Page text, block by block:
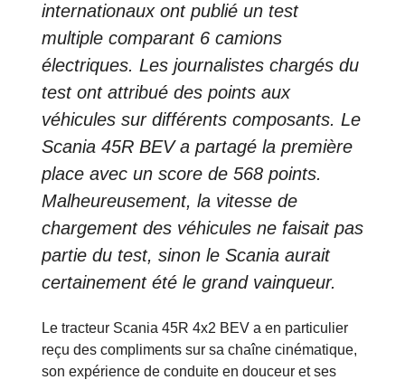
internationaux ont publié un test
multiple comparant 6 camions
électriques. Les journalistes chargés du
test ont attribué des points aux
véhicules sur différents composants. Le
Scania 45R BEV a partagé la première
place avec un score de 568 points.
Malheureusement, la vitesse de
chargement des véhicules ne faisait pas
partie du test, sinon le Scania aurait
certainement été le grand vainqueur.
Le tracteur Scania 45R 4x2 BEV a en particulier
reçu des compliments sur sa chaîne cinématique,
son expérience de conduite en douceur et ses